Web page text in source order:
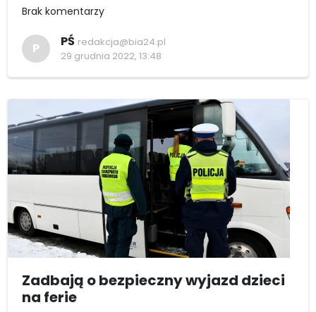
Brak komentarzy
P PŚ redakcja@bia24.pl
29 grudnia 2022, 13:48
Zadbają o bezpieczny wyjazd dzieci
na ferie